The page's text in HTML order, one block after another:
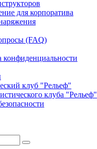
для корпоратива
(FAQ)
конфиденциальности
клуб "Рельеф"
клуба "Рельеф"